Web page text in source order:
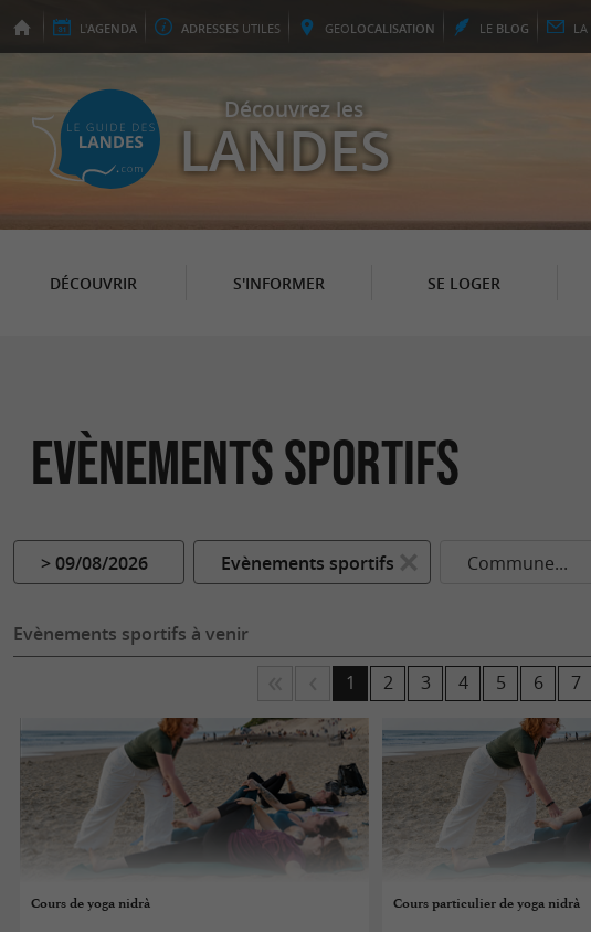
L'AGENDA ADRESSES UTILES GEOLOCALISATION LE BLOG LA
Découvrez les
LANDES
DÉCOUVRIR S'INFORMER SE LOGER
Evènements sportifs
> 09/08/2026 Evènements sportifs Commune...
Evènements sportifs à venir
1 2 3 4 5 6 7
Cours de yoga nidrà Cours particulier de yoga nidrà